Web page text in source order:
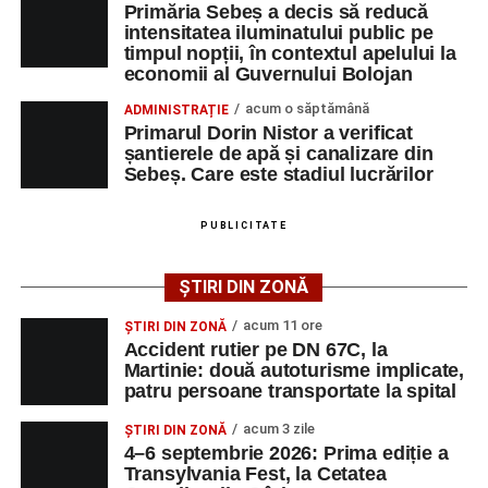
ordine medievale din țară, printre care Ordinul Cetății
Mühlbach, Mercenarii din Asserculis, Grupul Nosa și
Străjerii Cetății Gârbova, alături de alți artiști și invitați.
Programul festivalului este împărțit pe trei teme distincte.
Ziua de vineri va fi dedicată legendelor, folclorului și
creaturilor mitice. Sâmbătă, considerată ziua principală a
festivalului, va aduce cele mai spectaculoase momente,
inclusiv turniruri cavalerești, procesiunea de ridicare în
pune accent pe tradițiile populare, prin organizarea „Zilei
Organizatorii estimează că peste 4.000 de persoane vor
participa la prima ediție a Transylvania Fest, dintre care
aproximativ 1.500 în prima zi, 2.000 sâmbătă și încă 500
duminică.
Pe lângă componenta istorică, festivalul urmărește și
Primăria Sebeș a decis să reducă
intensitatea iluminatului public pe
timpul nopții, în contextul apelului la
economii al Guvernului Bolojan
ADMINISTRAȚIE acum o săptămână
Primarul Dorin Nistor a verificat
șantierele de apă și canalizare din
Sebeș. Care este stadiul lucrărilor
PUBLICITATE
ȘTIRI DIN ZONĂ
ȘTIRI DIN ZONĂ acum 11 ore
Accident rutier pe DN 67C, la
Martinie: două autoturisme implicate,
patru persoane transportate la spital
ȘTIRI DIN ZONĂ acum 3 zile
4–6 septembrie 2026: Prima ediție a
Transylvania Fest, la Cetatea